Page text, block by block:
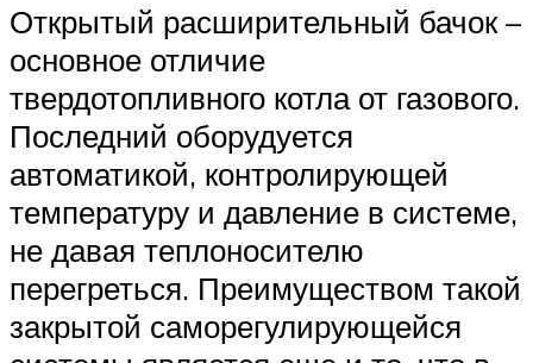
Открытый расширительный бачок –
основное отличие
твердотопливного котла от газового.
Последний оборудуется
автоматикой, контролирующей
температуру и давление в системе,
не давая теплоносителю
перегреться. Преимуществом такой
закрытой саморегулирующейся